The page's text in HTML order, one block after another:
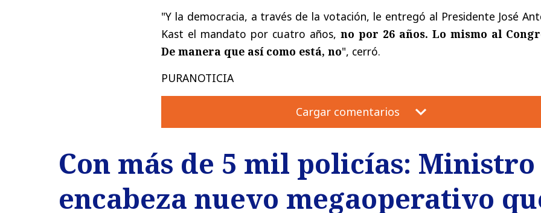
"Y la democracia, a través de la votación, le entregó al Presidente José
Kast el mandato por cuatro años,no por 26 años. Lo mismo al
De manera que así como está, no", cerró.
PURANOTICIA
Cargar comentarios
Con más de 5 mil policías:
encabeza nuevo megaoperativo